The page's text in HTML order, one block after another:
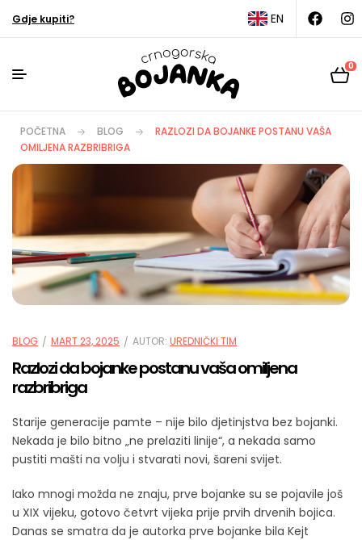
Gdje kupiti? EN
0
POČETNA BLOG
RAZLOZI DA BOJANKE POSTANU VAŠA
OMILJENA RAZBRIBRIGA
BLOG MART 23, 2025 AUTOR: UREDNIČKI TIM
Razlozi da bojanke postanu vaša omiljena
razbribriga
Starije generacije pamte – nije bilo djetinjstva bez bojanki.
Nekada je bilo bitno „ne prelaziti linije“, a nekada samo
pustiti mašti na volju i stvarati novi, šareni svijet.
Iako mnogi možda ne znaju, prve bojanke su se pojavile još
u XIX vijeku, gotovo četvrt vijeka prije prvih drvenih bojica.
Danas se smatra da je autorka prve bojanke bila Kejt